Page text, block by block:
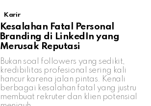
Karir
Kesalahan Fatal Personal
Branding di LinkedIn yang
Merusak Reputasi
Bukan soal followers yang sedikit,
kredibilitas profesional sering kali
hancur karena jalan pintas. Kenali
berbagai kesalahan fatal yang justru
membuat rekruter dan klien potensial